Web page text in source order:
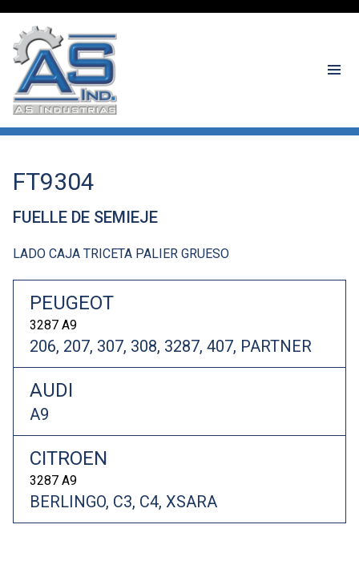
FT9304
FUELLE DE SEMIEJE
LADO CAJA TRICETA PALIER GRUESO
PEUGEOT
3287 A9
206, 207, 307, 308, 3287, 407, PARTNER
AUDI
A9
CITROEN
3287 A9
BERLINGO, C3, C4, XSARA